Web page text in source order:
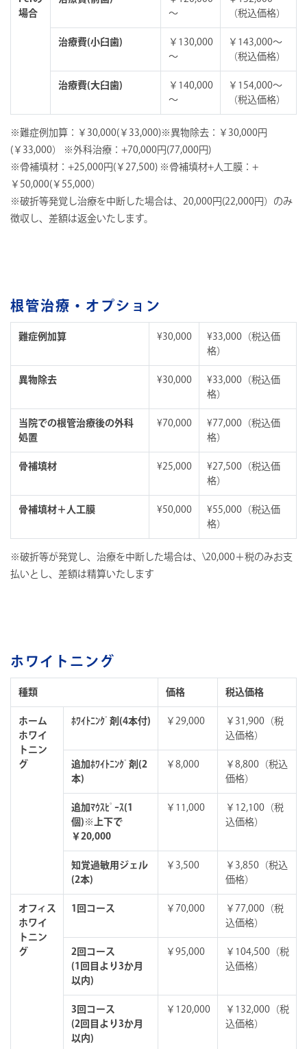
場合
～
（税込価格）
治療費(小臼歯)
￥130,000
～
￥143,000～
（税込価格）
治療費(大臼歯)
￥140,000
～
￥154,000～
（税込価格）
※難症例加算：￥30,000(￥33,000)※異物除去：￥30,000円
(￥33,000） ※外科治療：+70,000円(77,000円)
※骨補填材：+25,000円(￥27,500) ※骨補填材+人工膜：+
￥50,000(￥55,000）
※破折等発覚し治療を中断した場合は、20,000円(22,000円）のみ
徴収し、差額は返金いたします。
根管治療・オプション
難症例加算 ¥30,000
¥33,000（税込価
格）
異物除去 ¥30,000
¥33,000（税込価
格）
当院での根管治療後の外科
処置
¥70,000
¥77,000（税込価
格）
骨補填材 ¥25,000
¥27,500（税込価
格）
骨補填材＋人工膜 ¥50,000
¥55,000（税込価
格）
※破折等が発覚し、治療を中断した場合は、\20,000＋税のみお支
払いとし、差額は精算いたします
ホワイトニング
種類 価格 税込価格
ホーム
ホワイ
トニン
グ
ﾎﾜｲﾄﾆﾝｸﾞ剤(4本付) ￥29,000
￥31,900（税
込価格）
追加ﾎﾜｲﾄﾆﾝｸﾞ剤(2
本)
￥8,000
￥8,800（税込
価格）
追加ﾏｳｽﾋﾟｰｽ(1
個)※上下で
￥20,000
￥11,000
￥12,100（税
込価格）
知覚過敏用ジェル
(2本)
￥3,500
￥3,850（税込
価格）
オフィス
ホワイ
トニン
グ
1回コース ￥70,000
￥77,000（税
込価格）
2回コース
(1回目より3か月
以内)
￥95,000
￥104,500（税
込価格）
3回コース
(2回目より3か月
以内)
￥120,000
￥132,000（税
込価格）